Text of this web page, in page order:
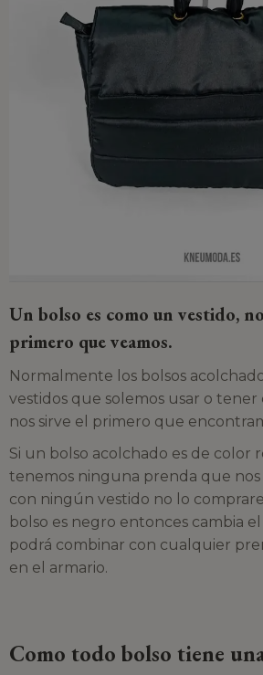
Un bolso es como un vestido,
primero que veamos.
Normalmente los bolsos
vestidos que solemos usar o tener
nos sirve el primero que
Si un bolso acolchado es de color
tenemos ninguna prenda que
con ningún vestido no lo
bolso es negro entonces cambia
podrá combinar con cualquier
en el armario.
Como todo bolso tiene